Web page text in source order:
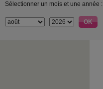
Sélectionner un mois et une année :